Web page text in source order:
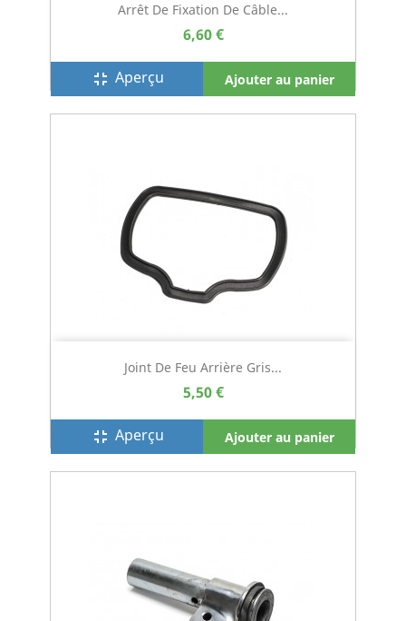
Arrêt De Fixation De Câble...
6,60 €
fullscreen_exit Aperçu Ajouter au panier
Joint De Feu Arrière Gris...
5,50 €
fullscreen_exit Aperçu Ajouter au panier